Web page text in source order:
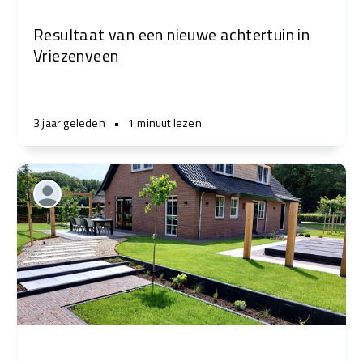
Resultaat van een nieuwe achtertuin in
Vriezenveen
3 jaar geleden • 1 minuut lezen